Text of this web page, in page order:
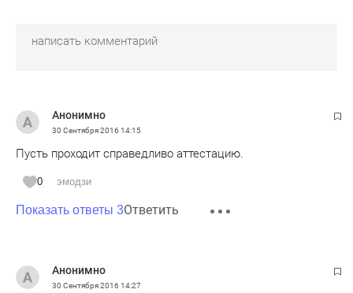
Анонимно
30 Сентября 2016 14:15
Пусть проходит справедливо аттестацию.
0 эмодзи
Показать ответы 3Ответить
Анонимно
30 Сентября 2016 14:27